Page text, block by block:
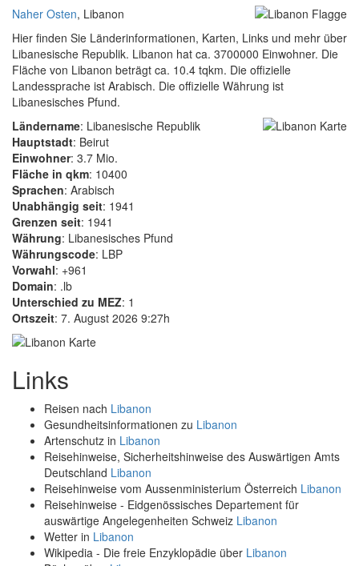
Naher Osten, Libanon
Hier finden Sie Länderinformationen, Karten, Links und mehr über
Libanesische Republik. Libanon hat ca. 3700000 Einwohner. Die
Fläche von Libanon beträgt ca. 10.4 tqkm. Die offizielle
Landessprache ist Arabisch. Die offizielle Währung ist
Libanesisches Pfund.
Ländername: Libanesische Republik
Hauptstadt: Beirut
Einwohner: 3.7 Mio.
Fläche in qkm: 10400
Sprachen: Arabisch
Unabhängig seit: 1941
Grenzen seit: 1941
Währung: Libanesisches Pfund
Währungscode: LBP
Vorwahl: +961
Domain: .lb
Unterschied zu MEZ: 1
Ortszeit: 7. August 2026 9:27h
Links
Reisen nach Libanon
Gesundheitsinformationen zu Libanon
Artenschutz in Libanon
Reisehinweise, Sicherheitshinweise des Auswärtigen Amts
Deutschland Libanon
Reisehinweise vom Aussenministerium Österreich Libanon
Reisehinweise - Eidgenössisches Departement für
auswärtige Angelegenheiten Schweiz Libanon
Wetter in Libanon
Wikipedia - Die freie Enzyklopädie über Libanon